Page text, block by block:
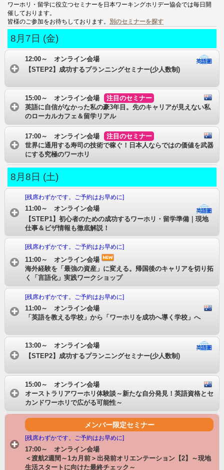
ワーホリ・留学に役立つセミナーを日本ワーキングホリデー協会では毎日開
催しております。
皆様のご参加をお待ちしております。 別のセミナーを探す
8月7日 (金)
12:00～ オンライン会場
【STEP2】成功するプランニングセミナー(少人数制)
15:00～ オンライン会場
注目のセミナー
英語に自信がなかった私の豪3年目。先のキャリアが見えない私
のローカルカフェ＆留学リアル
17:00～ オンライン会場
注目のセミナー
世界に通用する寿司の技術で稼ぐ！日本人ならではの価値を武器
にする究極のワーホリ
8月8日 (土)
[残席わずかです。ご予約はお早めに]
11:00～ オンライン会場
【STEP1】初心者のための成功するワーホリ・留学準備｜現地
仕事＆ビザ情報も徹底解説！
[残席わずかです。ご予約はお早めに]
11:00～ オンライン会場
海外経験を「最強の資産」に変える。帰国後のキャリアを切り拓
く「言語化」実践ワークショップ
[残席わずかです。ご予約はお早めに]
11:00～ オンライン会場
「英語を教える学校」から「ワーホリを成功へ導く学校」へ
13:00～ オンライン会場
【STEP2】成功するプランニングセミナー(少人数制)
15:00～ オンライン会場
オーストラリアワーホリ体験談～新たな自分発見！英語資格とセ
カンドワーホリで広がる可能性～
メンバー限定セミナー
[残席わずかです。ご予約はお早めに]
17:00～ オンライン会場
＜渡航2週間～1カ月前＞出発前オリエンテーション【2】～現地
生活スタートに向けた最終チェック～